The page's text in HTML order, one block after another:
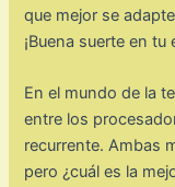
que mejor se
¡Buena suerte en tu
En el mundo de la
entre los
recurrente. Ambas
pero ¿cuál es la